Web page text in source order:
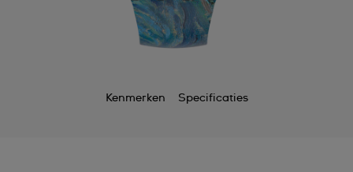
Kenmerken Specificaties